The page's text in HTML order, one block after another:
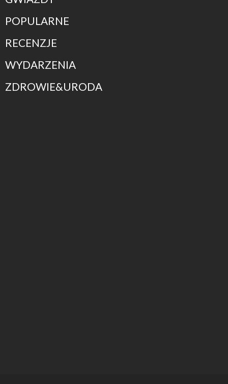
POPULARNE
RECENZJE
WYDARZENIA
ZDROWIE&URODA